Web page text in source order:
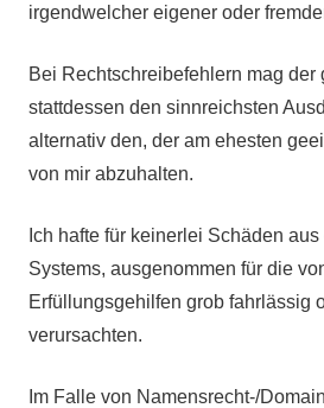
irgendwelcher eigener oder
Bei Rechtschreibefehlern mag der
stattdessen den sinnreichsten
alternativ den, der am ehesten
von mir abzuhalten.
Ich hafte für keinerlei Schäden
Systems, ausgenommen für die
Erfüllungsgehilfen grob fahrlässig
verursachten.
Im Falle von Namensrecht-/